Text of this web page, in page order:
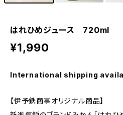
はれひめジュース 720ml
¥1,990
International shipping
【伊予鉄商事オリジナル商品】